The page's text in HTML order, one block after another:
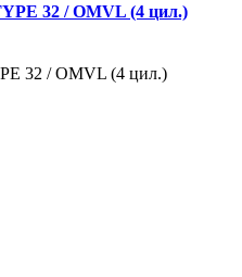
32 / OMVL (4 цил.)
32 / OMVL (4 цил.)